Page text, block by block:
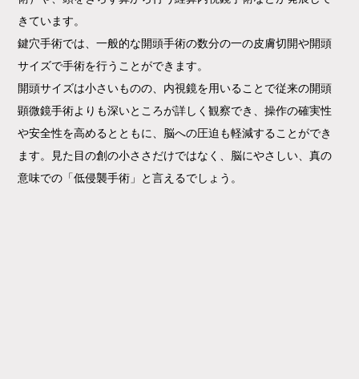
きています。
鍵穴手術では、一般的な開頭手術の数分の一の皮膚切開や開頭
サイズで手術を行うことができます。
開頭サイズは小さいものの、内視鏡を用いることで従来の開頭
顕微鏡手術よりも深いところが詳しく観察でき、操作の確実性
や安全性を高めるとともに、脳への圧迫も軽減することができ
ます。見た目の創の小ささだけではなく、脳にやさしい、真の
意味での「低侵襲手術」と言えるでしょう。